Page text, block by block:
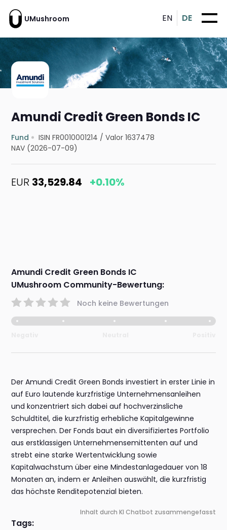
UMushroom EN DE
Amundi Credit Green Bonds IC
Fund ISIN FR0010001214 /Valor 1637478
NAV (2026-07-09)
EUR 33,529.84 +0.10%
Amundi Credit Green Bonds IC
UMushroom Community-Bewertung:
Noch keine Bewertungen
Der Amundi Credit Green Bonds investiert in erster Linie in
auf Euro lautende kurzfristige Unternehmensanleihen
und konzentriert sich dabei auf hochverzinsliche
Schuldtitel, die kurzfristig erhebliche Kapitalgewinne
versprechen. Der Fonds baut ein diversifiziertes Portfolio
aus erstklassigen Unternehmensemittenten auf und
strebt eine starke Wertentwicklung sowie
Kapitalwachstum über eine Mindestanlagedauer von 18
Monaten an, indem er Anleihen auswählt, die kurzfristig
das höchste Renditepotenzial bieten.
Inhalt durch KI Chatbot zusammengefasst
Tags: